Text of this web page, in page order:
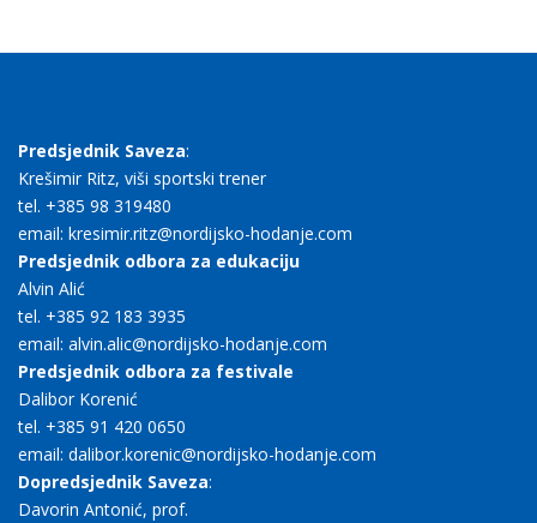
Predsjednik Saveza:
Krešimir Ritz, viši sportski trener
tel. +385 98 319480
email: kresimir.ritz@nordijsko-hodanje.com
Predsjednik odbora za edukaciju
Alvin Alić
tel. +385 92 183 3935
email: alvin.alic@nordijsko-hodanje.com
Predsjednik odbora za festivale
Dalibor Korenić
tel. +385 91 420 0650
email: dalibor.korenic@nordijsko-hodanje.com
Dopredsjednik Saveza:
Davorin Antonić, prof.